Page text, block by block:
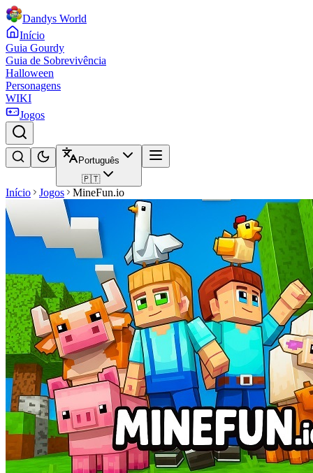
Dandys World
Início
Guia Gourdy
Guia de Sobrevivência
Halloween
Personagens
WIKI
Jogos
Português
🇵🇹
Início Jogos MineFun.io